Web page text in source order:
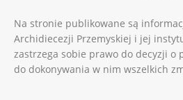
Na stronie publikowane są
Archidiecezji Przemyskiej i jej
zastrzega sobie prawo do decyzji o
do dokonywania w nim wszelkich